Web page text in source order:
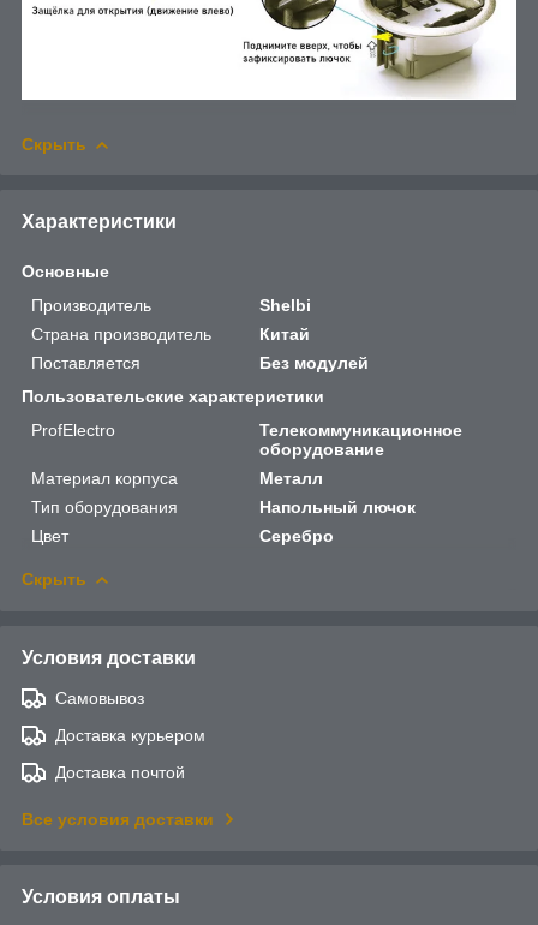
Скрыть
Характеристики
Основные
Производитель
Shelbi
Страна производитель
Китай
Поставляется
Без модулей
Пользовательские характеристики
ProfElectro
Телекоммуникационное
оборудование
Материал корпуса
Металл
Тип оборудования
Напольный лючок
Цвет
Серебро
Скрыть
Условия доставки
Самовывоз
Доставка курьером
Доставка почтой
Все условия доставки
Условия оплаты